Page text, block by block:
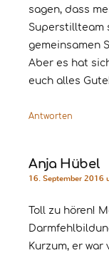
sagen, dass
Superstillteam
gemeinsamen
Aber es hat
euch alles
Antworten
Anja Hübel
16. September 2016
Toll zu hören!
Kurzum, er war